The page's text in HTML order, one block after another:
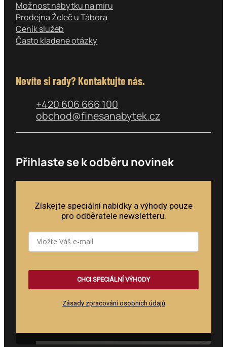
Možnost nábytku na míru
Prodejna Želeč u Tábora
Ceník služeb
Často kladené otázky
Nevíte si rady? Kontaktujte nás.
+420 606 666 100
obchod@finesanabytek.cz
Přihlaste se k odběru novinek
Získejte speciální nabídky a výhody pouze
pro odběratele newsletteru.
CHCI SPECIÁLNÍ VÝHODY
Zásady zpracování osobních údajů